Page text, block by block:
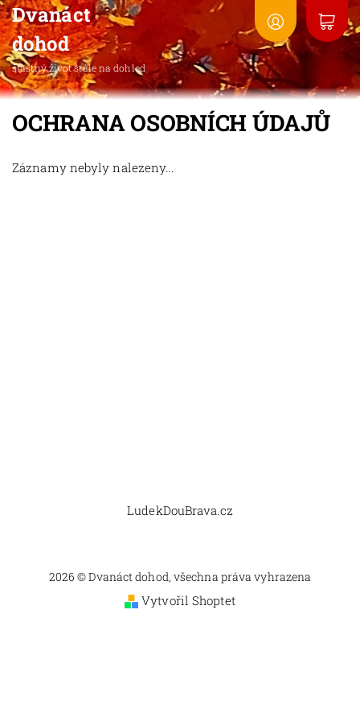
Dvanáct
dohod
šťastný život stále na dohled
OCHRANA OSOBNÍCH ÚDAJŮ
Záznamy nebyly nalezeny...
LudekDouBrava.cz
2026 © Dvanáct dohod, všechna práva vyhrazena
Vytvořil Shoptet